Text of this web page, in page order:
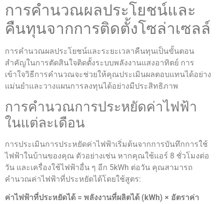
การคำนวณผลประโยชน์และ
คืนทุนจากการติดตั้งโซล่าเซลล์
การคำนวณผลประโยชน์และระยะเวลาคืนทุนเป็นขั้นตอน
สำคัญในการตัดสินใจติดตั้งระบบพลังงานแสงอาทิตย์ การ
เข้าใจวิธีการคำนวณจะช่วยให้คุณประเมินผลตอบแทนได้อย่าง
แม่นยำและวางแผนการลงทุนได้อย่างมีประสิทธิภาพ
การคำนวณการประหยัดค่าไฟฟ้า
ในแต่ละเดือน
การประเมินการประหยัดค่าไฟฟ้าเริ่มต้นจากการบันทึกการใช้
ไฟฟ้าในบ้านของคุณ ตัวอย่างเช่น หากคุณใช้แอร์ 8 ชั่วโมงต่อ
วัน และเครื่องใช้ไฟฟ้าอื่น ๆ อีก 5kWh ต่อวัน คุณสามารถ
คำนวณค่าไฟฟ้าที่ประหยัดได้โดยใช้สูตร:
ค่าไฟฟ้าที่ประหยัดได้ = พลังงานที่ผลิตได้ (kWh) × อัตราค่า